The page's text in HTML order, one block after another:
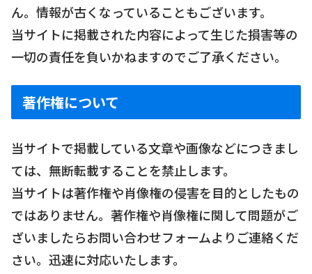
ん。情報が古くなっていることもございます。
当サイトに掲載された内容によって生じた損害等の
一切の責任を負いかねますのでご了承ください。
著作権について
当サイトで掲載している文章や画像などにつきまし
ては、無断転載することを禁止します。
当サイトは著作権や肖像権の侵害を目的としたもの
ではありません。著作権や肖像権に関して問題がご
ざいましたらお問い合わせフォームよりご連絡くだ
さい。迅速に対応いたします。